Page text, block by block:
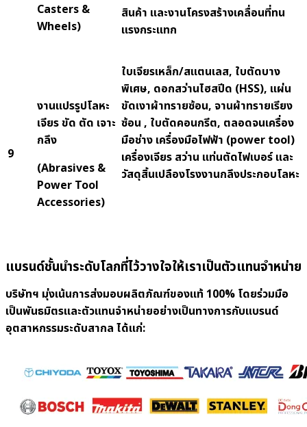
Casters &
Wheels)
สินค้า และงานโครงสร้างเคลื่อนที่ทน
แรงกระแทก
9
งานแปรรูปโลหะ
เจียร ขัด ตัด เจาะ
กลึง
(Abrasives &
Power Tool
Accessories)
ใบเจียรเหล็ก/สแตนเลส, ใบตัดบาง
พิเศษ, ดอกสว่านไฮสปีด (HSS), แผ่น
ขัดเงาผ้าทรายซ้อน, จานผ้าทรายเรียง
ซ้อน , ใบตัดคอนกรีต, ตลอดจนเครื่อง
มือช่าง เครื่องมือไฟฟ้า (power tool)
เครื่องเจียร สว่าน แท่นตัดไฟเบอร์ และ
วัสดุสิ้นเปลืองโรงงานกลึงประกอบโลหะ
แบรนด์ชั้นนำระดับโลกที่ไว้วางใจให้เราเป็นตัวแทนจำหน่าย
บริษัทฯ มุ่งเน้นการส่งมอบผลิตภัณฑ์ของแท้ 100% โดยร่วมมือ
เป็นพันธมิตรและตัวแทนจำหน่ายอย่างเป็นทางการกับแบรนด์
อุตสาหกรรมระดับสากล ได้แก่: